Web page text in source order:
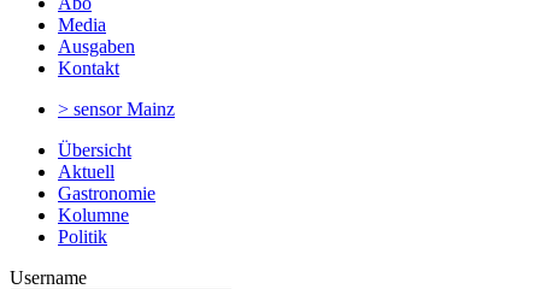
Media
Ausgaben
Kontakt
> sensorMainz
Übersicht
Aktuell
Gastronomie
Kolumne
Politik
Username